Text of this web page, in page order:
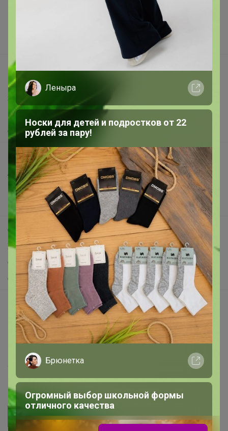
support@24-ok.ru
Написать в поддержку
Защита покупателя
Помощь
О нас
Все предложения
Анонсы
Новости
Поддержка альпак
Самое выгодное
Хиты продаж
Самое желанное
Самое быстрое
Начать зарабатывать с 24-ok
Picabox.ru - Лучшее место для ваших изображений
Розыгрыш - Генератор случайных чисел
Пульс нашего маркетплейса
Укорачиватель ссылок
Леныра
Носки для детей и подростков от 22
рублей за пару!
Брюнетка
Огромный выбор школьной формы
отличного качества